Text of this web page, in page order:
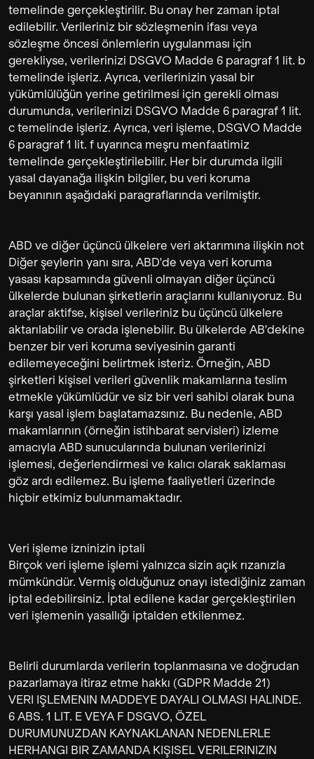
temelinde gerçekleştirilir. Bu onay her zaman iptal
edilebilir. Verileriniz bir sözleşmenin ifası veya
sözleşme öncesi önlemlerin uygulanması için
gerekliyse, verilerinizi DSGVO Madde 6 paragraf 1 lit. b
temelinde işleriz. Ayrıca, verilerinizin yasal bir
yükümlülüğün yerine getirilmesi için gerekli olması
durumunda, verilerinizi DSGVO Madde 6 paragraf 1 lit.
c temelinde işleriz. Ayrıca, veri işleme, DSGVO Madde
6 paragraf 1 lit. f uyarınca meşru menfaatimiz
temelinde gerçekleştirilebilir. Her bir durumda ilgili
yasal dayanağa ilişkin bilgiler, bu veri koruma
beyanının aşağıdaki paragraflarında verilmiştir.
ABD ve diğer üçüncü ülkelere veri aktarımına ilişkin not
Diğer şeylerin yanı sıra, ABD'de veya veri koruma
yasası kapsamında güvenli olmayan diğer üçüncü
ülkelerde bulunan şirketlerin araçlarını kullanıyoruz. Bu
araçlar aktifse, kişisel verileriniz bu üçüncü ülkelere
aktarılabilir ve orada işlenebilir. Bu ülkelerde AB'dekine
benzer bir veri koruma seviyesinin garanti
edilemeyeceğini belirtmek isteriz. Örneğin, ABD
şirketleri kişisel verileri güvenlik makamlarına teslim
etmekle yükümlüdür ve siz bir veri sahibi olarak buna
karşı yasal işlem başlatamazsınız. Bu nedenle, ABD
makamlarının (örneğin istihbarat servisleri) izleme
amacıyla ABD sunucularında bulunan verilerinizi
işlemesi, değerlendirmesi ve kalıcı olarak saklaması
göz ardı edilemez. Bu işleme faaliyetleri üzerinde
hiçbir etkimiz bulunmamaktadır.
Veri işleme izninizin iptali
Birçok veri işleme işlemi yalnızca sizin açık rızanızla
mümkündür. Vermiş olduğunuz onayı istediğiniz zaman
iptal edebilirsiniz. İptal edilene kadar gerçekleştirilen
veri işlemenin yasallığı iptalden etkilenmez.
Belirli durumlarda verilerin toplanmasına ve doğrudan
pazarlamaya itiraz etme hakkı (GDPR Madde 21)
VERI IŞLEMENIN MADDEYE DAYALI OLMASI HALINDE.
6 ABS. 1 LIT. E VEYA F DSGVO, ÖZEL
DURUMUNUZDAN KAYNAKLANAN NEDENLERLE
HERHANGI BIR ZAMANDA KIŞISEL VERILERINIZIN